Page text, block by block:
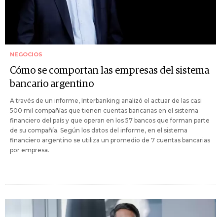
NEGOCIOS
Cómo se comportan las empresas del sistema
bancario argentino
A través de un informe, Interbanking analizó el actuar de las casi
500 mil compañías que tienen cuentas bancarias en el sistema
financiero del país y que operan en los 57 bancos que forman parte
de su compañía. Según los datos del informe, en el sistema
financiero argentino se utiliza un promedio de 7 cuentas bancarias
por empresa.